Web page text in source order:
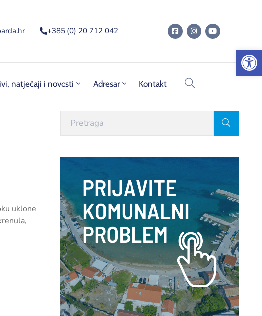
+385 (0) 20 712 042
natječaji i novosti Adresar Kontakt
uklone